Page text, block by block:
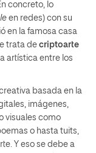
concreto, lo
en redes) con su
en la famosa casa
trata de criptoarte
artística entre los
basada en la
imágenes,
visuales como
o hasta tuits,
Y eso se debe a